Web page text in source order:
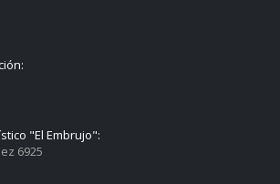
"El Embrujo":
6925